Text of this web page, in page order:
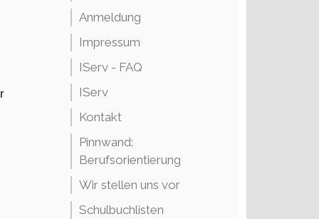
Anmeldung
Impressum
IServ - FAQ
IServ
Kontakt
Pinnwand:
Berufsorientierung
Wir stellen uns vor
Schulbuchlisten